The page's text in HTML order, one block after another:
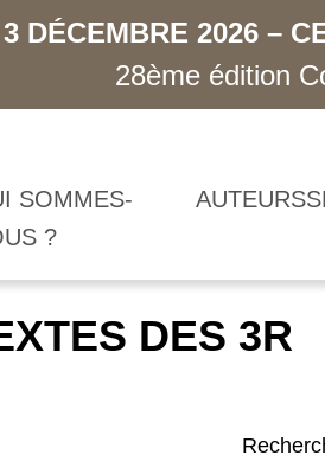
DÉCEMBRE 2026 –
28ème édition
SOMMES-
?
AUTEURS
DES 3R